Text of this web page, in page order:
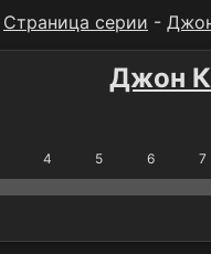
Страница серии -
Джон
4 5 6 7